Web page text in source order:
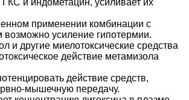
ГКС и индометацин, усиливает их
применении комбинации с
возможно усиление гипотермии.
и другие миелотоксические средства
действие метамизола
действие средств,
мышечную передачу.